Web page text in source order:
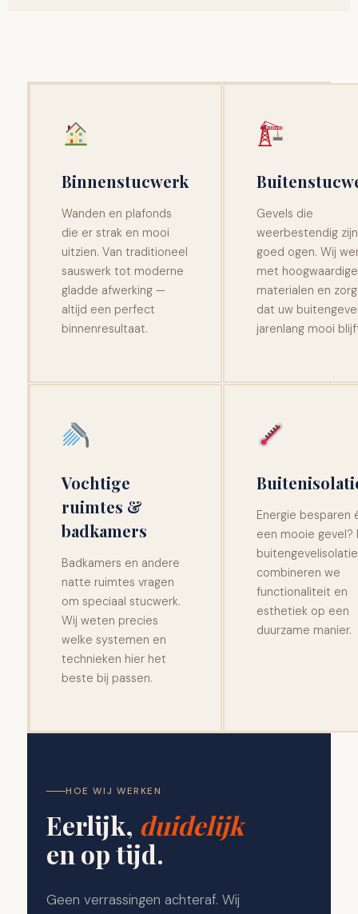
Binnenstucwerk
Wanden en plafonds
die er strak en mooi
uitzien. Van traditioneel
sauswerk tot moderne
gladde afwerking —
altijd een perfect
binnenresultaat.
Gevels die
weerbestendig
goed ogen. Wij
met hoogwaardige
materialen en
dat uw
jarenlang mooi
Vochtige
ruimtes &
badkamers
Badkamers en andere
natte ruimtes vragen
om speciaal stucwerk.
Wij weten precies
welke systemen en
technieken hier het
beste bij passen.
Energie besparen
een mooie gevel?
buitengevelisolatie
combineren we
functionaliteit en
esthetiek op een
duurzame manier.
HOE WIJ WERKEN
Eerlijk, duidelijk
en op tijd.
Geen verrassingen achteraf. Wij